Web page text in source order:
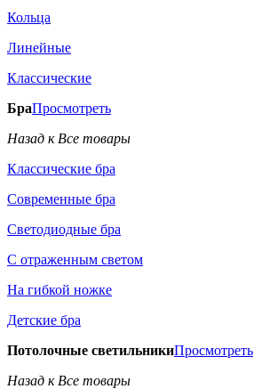
Кольца
Линейные
Классические
БраПросмотреть
Назад к Все товары
Классические бра
Современные бра
Светодиодные бра
С отраженным светом
На гибкой ножке
Детские бра
Потолочные светильникиПросмотреть
Назад к Все товары